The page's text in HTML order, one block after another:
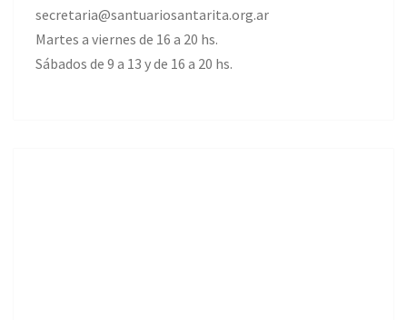
secretaria@santuariosantarita.org.ar
Martes a viernes de 16 a 20 hs.
Sábados de 9 a 13 y de 16 a 20 hs.